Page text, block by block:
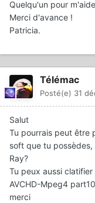
Quelqu'un pour
Merci d'avance !
Patricia.
Télémac
Posté(e) 31
Salut
Tu pourrais peut être
soft que tu
Ray?
Tu peux aussi
AVCHD-Mpeg4
merci